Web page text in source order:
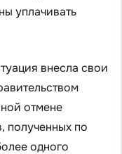
уплачивать
внесла свои
отмене
полученных по
одного